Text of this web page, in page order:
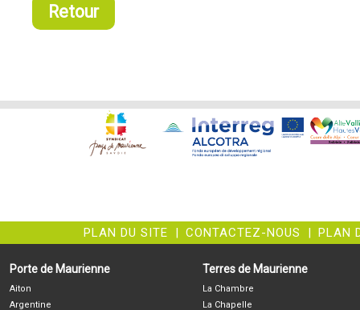
Retour
PLAN DU SITE | CONTACTEZ-NOUS | PLAN
Porte de Maurienne
Aiton
Argentine
Terres de Maurienne
La Chambre
La Chapelle